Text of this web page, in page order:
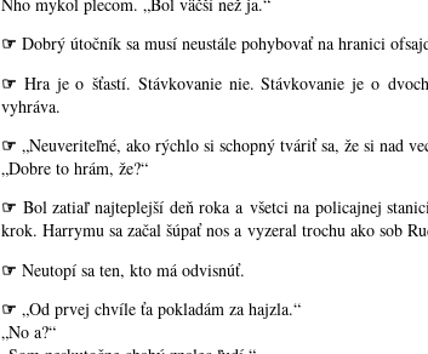
☞ Dobrý útočník sa musí neustále pohybovať na hranici
☞ Hra je o šťastí. Stávkovanie nie. Stávkovanie je o
vyhráva.
☞ „Neuveriteľné, ako rýchlo si schopný tváriť sa, že si nad
„Dobre to hrám, že?“
☞ Bol zatiaľ najteplejší deň roka a všetci na policajnej
krok. Harrymu sa začal šúpať nos a vyzeral trochu ako sob
☞ Neutopí sa ten, kto má odvisnúť.
☞ „Od prvej chvíle ťa pokladám za hajzla.“
„No a?“